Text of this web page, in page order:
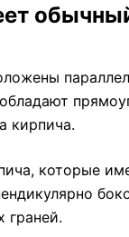
кирпича.
которые
граней.